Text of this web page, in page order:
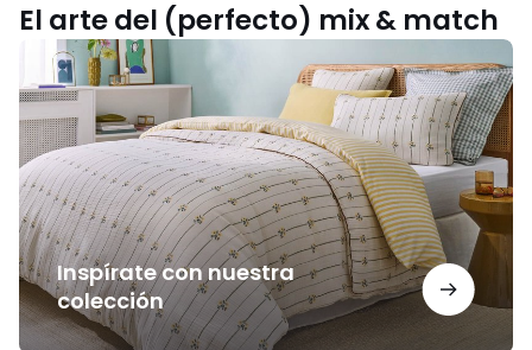
El arte del (perfecto) mix & match
Inspírate con nuestra
colección
Inspírate
nuestra
colección